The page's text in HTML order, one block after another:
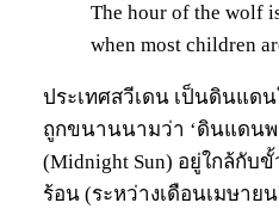
The hour of the wolf
when most children
ประเทศสวีเดน เป็นดินแด
ถูกขนานนามว่า ‘ดินแดนพ
(Midnight Sun) อยู่ใกล้กับ
ร้อน (ระหว่างเดือนเมษาย